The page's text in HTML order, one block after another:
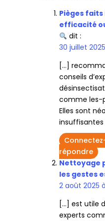
Pièges
efficacité
dit :
30 juillet
[…]
conseils
comme les-
Elles sont
répondre
Nettoyage
les gestes
2 août 2025 à
[…] est utile
experts